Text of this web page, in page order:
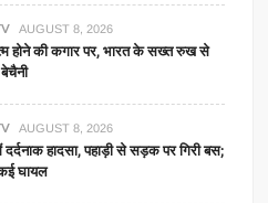
AUGUST 8, 2026
होने की कगार पर, भारत के सख्त रुख से
AUGUST 8, 2026
हादसा, पहाड़ी से सड़क पर गिरी बस;
घायल